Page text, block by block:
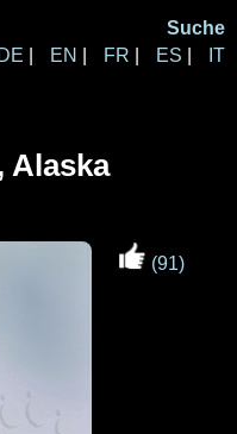
Suche
DE
EN FR ES IT
Alaska
(91)